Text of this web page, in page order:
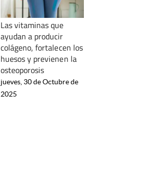
Las vitaminas que
ayudan a producir
colágeno, fortalecen los
huesos y previenen la
osteoporosis
jueves, 30 de Octubre de
2025